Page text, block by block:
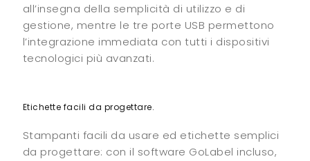
all’insegna della semplicità di utilizzo e di
gestione, mentre le tre porte USB permettono
l’integrazione immediata con tutti i dispositivi
tecnologici più avanzati.
Etichette facili da progettare.
Stampanti facili da usare ed etichette semplici
da progettare: con il software GoLabel incluso,